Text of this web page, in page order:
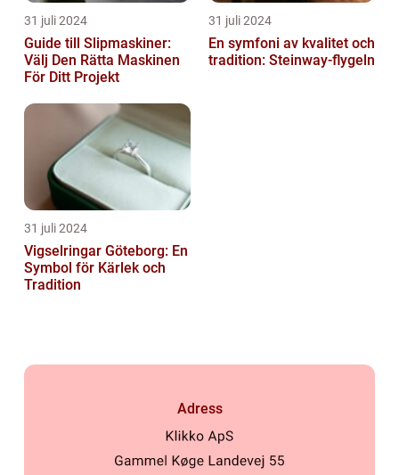
31 juli 2024
Guide till Slipmaskiner:
Välj Den Rätta Maskinen
För Ditt Projekt
31 juli 2024
En symfoni av kvalitet och
tradition: Steinway-flygeln
31 juli 2024
Vigselringar Göteborg: En
Symbol för Kärlek och
Tradition
Adress